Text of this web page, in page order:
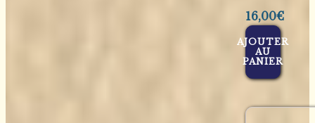
16,00€
AJOUTER
AU
PANIER